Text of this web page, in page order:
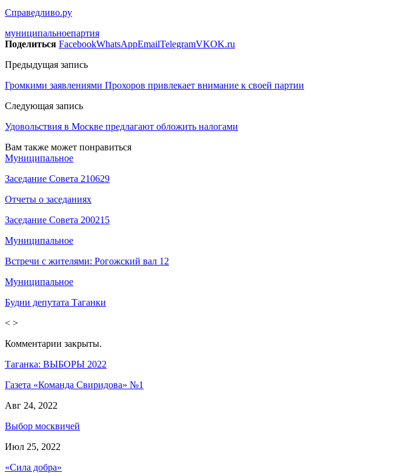
Справедливо.ру
муниципальноепартия
Поделиться FacebookWhatsAppEmailTelegramVKOK.ru
Предыдущая запись
Громкими заявлениями Прохоров привлекает внимание к своей партии
Следующая запись
Удовольствия в Москве предлагают обложить налогами
Вам также может понравиться
Муниципальное
Заседание Совета 210629
Отчеты о заседаниях
Заседание Совета 200215
Муниципальное
Встречи с жителями: Рогожский вал 12
Муниципальное
Будни депутата Таганки
< >
Комментарии закрыты.
Таганка: ВЫБОРЫ 2022
Газета «Команда Свиридова» №1
Авг 24, 2022
Выбор москвичей
Июл 25, 2022
«Сила добра»